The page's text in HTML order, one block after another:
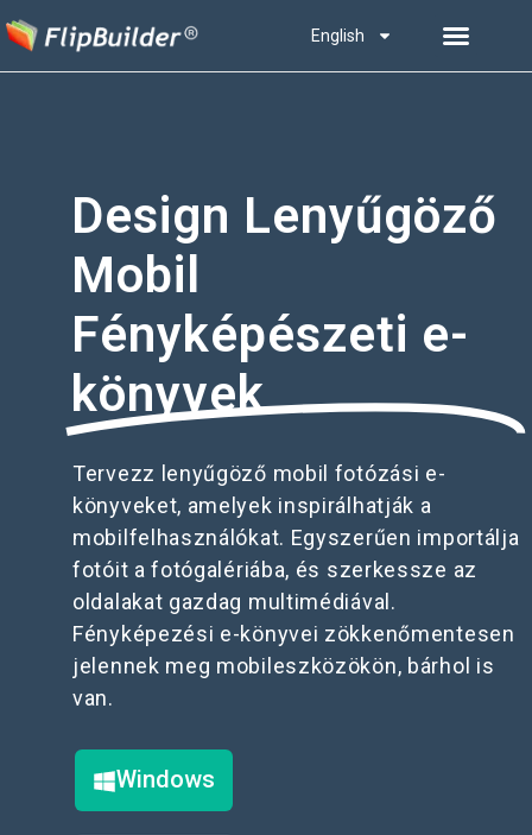
English
Design Lenyűgöző
Mobil
Fényképészeti e-
könyvek
Tervezz lenyűgöző mobil fotózási e-
könyveket, amelyek inspirálhatják a
mobilfelhasználókat. Egyszerűen importálja
fotóit a fotógalériába, és szerkessze az
oldalakat gazdag multimédiával.
Fényképezési e-könyvei zökkenőmentesen
jelennek meg mobileszközökön, bárhol is
van.
Windows